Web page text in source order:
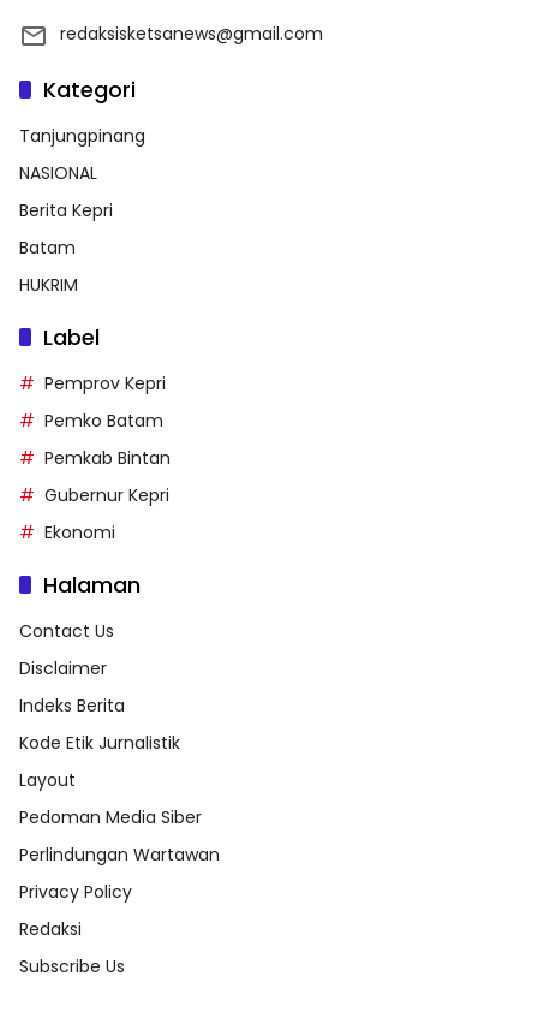
redaksisketsanews@gmail.com
Kategori
Tanjungpinang
NASIONAL
Berita Kepri
Batam
HUKRIM
Label
Pemprov Kepri
Pemko Batam
Pemkab Bintan
Gubernur Kepri
Ekonomi
Halaman
Contact Us
Disclaimer
Indeks Berita
Kode Etik Jurnalistik
Layout
Pedoman Media Siber
Perlindungan Wartawan
Privacy Policy
Redaksi
Subscribe Us